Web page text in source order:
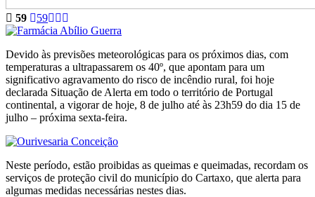
59 59
Devido às previsões meteorológicas para os próximos dias, com
temperaturas a ultrapassarem os 40º, que apontam para um
significativo agravamento do risco de incêndio rural, foi hoje
declarada Situação de Alerta em todo o território de Portugal
continental, a vigorar de hoje, 8 de julho até às 23h59 do dia 15 de
julho – próxima sexta-feira.
Neste período, estão proibidas as queimas e queimadas, recordam os
serviços de proteção civil do município do Cartaxo, que alerta para
algumas medidas necessárias nestes dias.